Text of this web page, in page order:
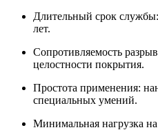
Длительный срок
лет.
Сопротивляемость
целостности покрытия.
Простота применения:
специальных умений.
Минимальная нагрузка